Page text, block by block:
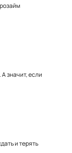
значит, если
и терять